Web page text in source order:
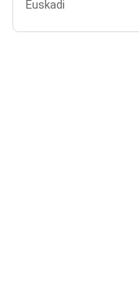
Euskadi